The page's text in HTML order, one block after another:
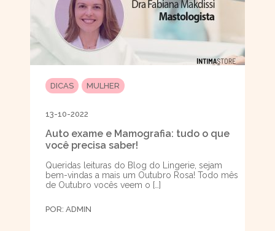
DICAS MULHER
13-10-2022
Auto exame e Mamografia: tudo o que
você precisa saber!
Queridas leituras do Blog do Lingerie, sejam
bem-vindas a mais um Outubro Rosa! Todo mês
de Outubro vocês veem o […]
POR: ADMIN